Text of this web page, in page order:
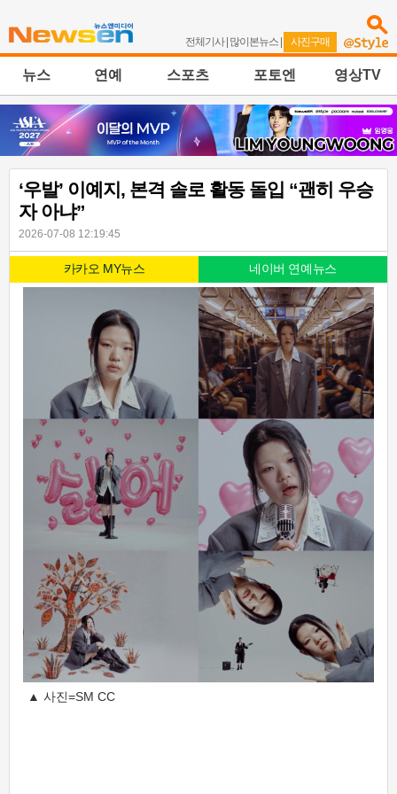
전체기사| 많이본뉴스 | 사진구매
뉴스 연예 스포츠 포토엔 영상TV
‘우발’ 이예지, 본격 솔로 활동 돌입 “괜히 우승
자 아냐”
2026-07-08 12:19:45
카카오 MY뉴스 네이버 연예뉴스
▲ 사진=SM CC